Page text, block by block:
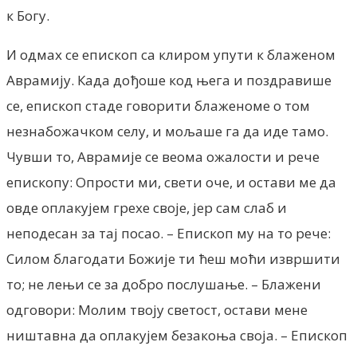
к Богу.
И одмах се епископ са клиром упути к блаженом
Аврамију. Када дођоше код њега и поздравише
се, епископ стаде говорити блаженоме о том
незнабожачком селу, и мољаше га да иде тамо.
Чувши то, Аврамије се веома ожалости и рече
епископу: Опрости ми, свети оче, и остави ме да
овде оплакујем грехе своје, јер сам слаб и
неподесан за тај посао. – Епископ му на то рече:
Силом благодати Божије ти ћеш моћи извршити
то; не лењи се за добро послушање. – Блажени
одговори: Молим твоју светост, остави мене
ништавна да оплакујем безакоња своја. – Епископ